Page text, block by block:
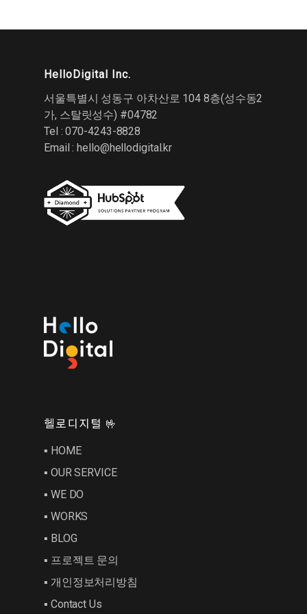
HelloDigital Inc.
서울특별시 성동구 아차산로 104 8층(성수동2
가, 스탈릿성수) #04782
Tel : 070-4243-8828
Email :hello@hellodigital.kr
헬로디지털 🤟
▪︎ HOME
▪︎ OUR SERVICE
▪︎ WE DO
▪︎ WORKS
▪︎ BLOG
▪︎ 프로젝트 문의
▪︎ 개인정보처리방침
▪︎ Contact Us